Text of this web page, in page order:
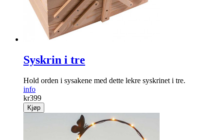
Syskrin i tre
Hold orden i sysakene med dette lekre syskrinet i tre.
info
kr399
Kjøp